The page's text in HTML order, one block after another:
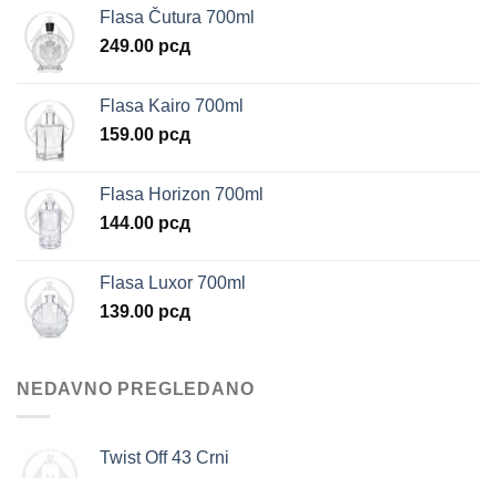
Flasa Čutura 700ml
249.00 рсд
Flasa Kairo 700ml
159.00 рсд
Flasa Horizon 700ml
144.00 рсд
Flasa Luxor 700ml
139.00 рсд
NEDAVNO PREGLEDANO
Twist Off 43 Crni